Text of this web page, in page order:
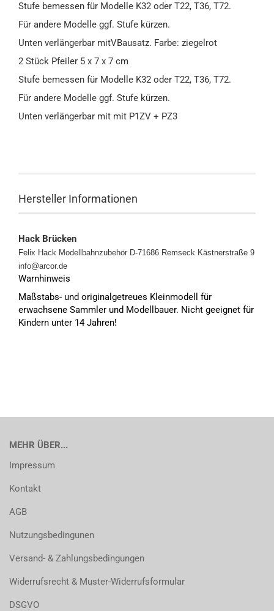
Stufe bemessen für Modelle K32 oder T22, T36, T72.
Für andere Modelle ggf. Stufe kürzen.
Unten verlängerbar mitVBausatz. Farbe: ziegelrot
2 Stück Pfeiler 5 x 7 x 7 cm
Stufe bemessen für Modelle K32 oder T22, T36, T72.
Für andere Modelle ggf. Stufe kürzen.
Unten verlängerbar mit mit P1ZV + PZ3
Hersteller Informationen
Hack Brücken
Felix Hack Modellbahnzubehör D-71686 Remseck Kästnerstraße 9
info@arcor.de
Warnhinweis
Maßstabs- und originalgetreues Kleinmodell für
erwachsene Sammler und Modellbauer. Nicht geeignet für
Kindern unter 14 Jahren!
MEHR ÜBER...
Impressum
Kontakt
AGB
Nutzungsbedingunen
Versand- & Zahlungsbedingungen
Widerrufsrecht & Muster-Widerrufsformular
DSGVO